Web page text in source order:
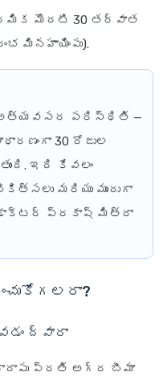
మొదటి 30 తర్వాత
మినహాయింపు).
పరిస్థితి —
30 రోజుల
ఇది కేవలం
మరియు ముందుగా
డాక్టర్ ప్రకాష్ మిత్రా
ద్వారా
దాదాపు ప్రతి అగ్ర బీమా